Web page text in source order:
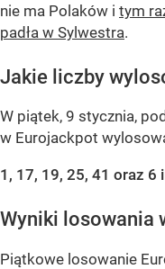
nie ma Polaków i tym
padła w Sylwestra.
Jakie liczby
W piątek, 9 stycznia,
w Eurojackpot
1, 17, 19, 25, 41 oraz 6
Wyniki losowania
Piątkowe losowanie